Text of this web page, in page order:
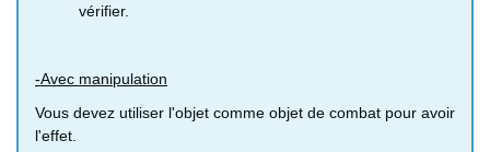
et robe de Célestelle
pendant le
combat
vérifier.
-Avec manipulation
Vous devez utiliser l'objet comme objet de combat pour avoir
l'effet.